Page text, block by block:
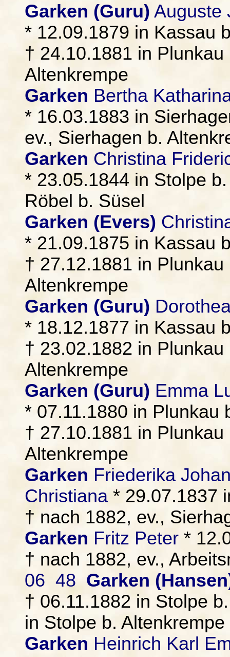
Garken (Guru) Auguste
* 12.09.1879 in Kassau
† 24.10.1881 in
Altenkrempe
Garken Bertha
* 16.03.1883 in
ev., Sierhagen b.
Garken Christina
* 23.05.1844 in Stolpe
Röbel b. Süsel
Garken (Evers)
* 21.09.1875 in Kassau
† 27.12.1881 in
Altenkrempe
Garken (Guru)
* 18.12.1877 in Kassau
† 23.02.1882 in
Altenkrempe
Garken (Guru) Emma
* 07.11.1880 in Plunkau
† 27.10.1881 in
Altenkrempe
Garken Friederika
Christiana * 29.07.1837
† nach 1882, ev.,
Garken Fritz Peter *
† nach 1882, ev.,
06 48 Garken
† 06.11.1882 in Stolpe
in Stolpe b. Altenkrempe
Garken Heinrich Karl